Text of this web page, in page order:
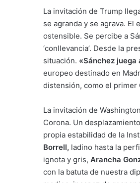
La invitación de Trump
se agranda y se agrava. El
ostensible. Se percibe a
‘conllevancia’. Desde la
situación. «Sánchez juega
europeo destinado en
distensión, como el primer
La invitación de
Corona. Un
propia estabilidad de la
Borrell, ladino hasta la
ignota y gris, Arancha
con la batuta de nuestra